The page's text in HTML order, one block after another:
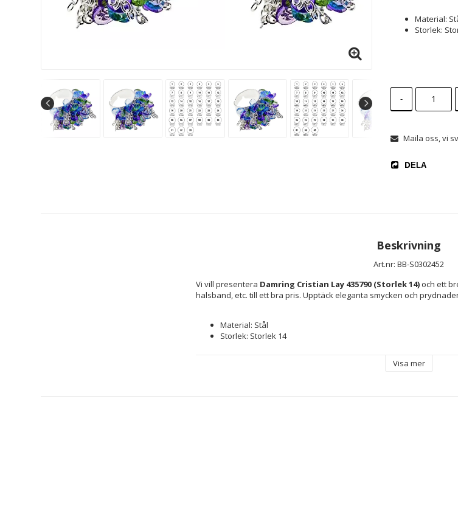
Material:
Storlek:
-
Maila oss, vi
DELA
Beskrivning
Art.nr: BB-S0302452
Vi vill presentera Damring Cristian Lay 435790 (Storlek 14) och ett
halsband, etc. till ett bra pris. Upptäck eleganta smycken och
Material: Stål
Storlek: Storlek 14
Visa mer